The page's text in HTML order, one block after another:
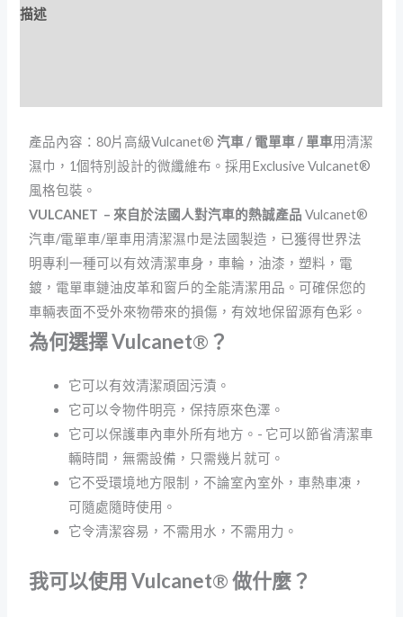
描述
產品內容：80片高級Vulcanet®汽車 / 電單車 / 單車用清潔
濕巾，1個特別設計的微纖維布。採用Exclusive Vulcanet®
風格包裝。
VULCANET – 來自於法國人對汽車的熱誠產品 Vulcanet®
汽車/電單車/單車用清潔濕巾是法國製造，已獲得世界法
明專利一種可以有效清潔車身，車輪，油漆，塑料，電
鍍，電單車鏈油皮革和窗戶的全能清潔用品。可確保您的
車輛表面不受外來物帶來的損傷，有效地保留源有色彩。
為何選擇 Vulcanet® ？
它可以有效清潔頑固污漬。
它可以令物件明亮，保持原來色澤。
它可以保護車內車外所有地方。- 它可以節省清潔車
輛時間，無需設備，只需幾片就可。
它不受環境地方限制，不論室內室外，車熱車凍，
可隨處隨時使用。
它令清潔容易，不需用水，不需用力。
我可以使用Vulcanet®做什麼？